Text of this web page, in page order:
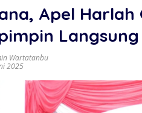
Apel Harlah
Wartatanbu
2025